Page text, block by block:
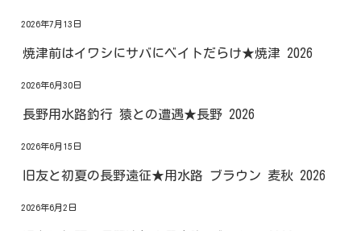
2026年7月13日
焼津前はイワシにサバにベイトだらけ★焼津 2026
2026年6月30日
長野用水路釣行 猿との遭遇★長野 2026
2026年6月15日
旧友と初夏の長野遠征★用水路 ブラウン 麦秋 2026
2026年6月2日